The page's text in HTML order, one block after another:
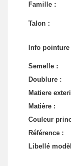
Famille :
Talon :
Info pointure
Semelle :
Doublure :
Matiere
Matière :
Couleur
Référence :
Libellé